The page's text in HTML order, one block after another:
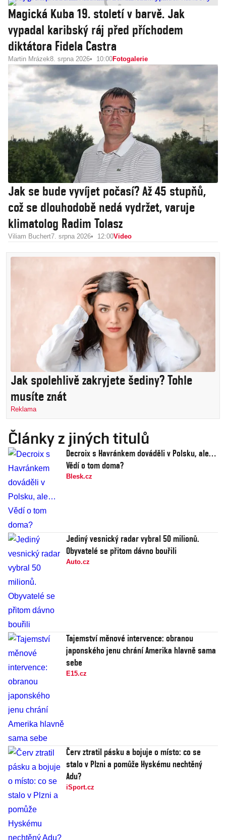
Magická Kuba 19. století v barvě. Jak
vypadal karibský ráj před příchodem
diktátora Fidela Castra
Martin Mrázek8. srpna 2026 10:00Fotogalerie
Jak se bude vyvíjet počasí? Až 45 stupňů,
což se dlouhodobě nedá vydržet, varuje
klimatolog Radim Tolasz
Viliam Buchert7. srpna 2026 12:00Video
Jak spolehlivě zakryjete šediny? Tohle
musíte znát
Reklama
Články z jiných titulů
Decroix s Havránkem dováděli v Polsku, ale…
Vědí o tom doma?
Blesk.cz
Jediný vesnický radar vybral 50 milionů.
Obyvatelé se přitom dávno bouřili
Auto.cz
Tajemství měnové intervence: obranou
japonského jenu chrání Amerika hlavně sama
sebe
E15.cz
Červ ztratil pásku a bojuje o místo: co se
stalo v Plzni a pomůže Hyskému nechtěný
Adu?
iSport.cz